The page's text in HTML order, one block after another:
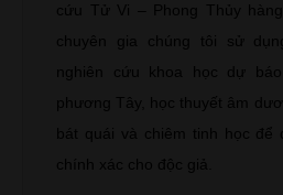
cứu Tử Vi – Phong Thủy
chuyên gia chúng tôi sử
nghiên cứu khoa học dự
phương Tây, học thuyết âm
bát quái và chiêm tinh học để
chính xác cho độc giả.